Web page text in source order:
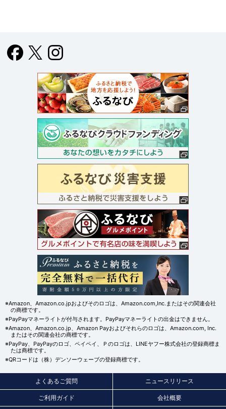
※Amazon、Amazon.co.jpおよびそのロゴは、Amazon.com,Inc.またはその関連会社
の商標です。
※PayPayマネーライトが付与されます。PayPayマネーライトの出金はできません。
※Amazon、Amazon.co.jp、Amazon Payおよびそれらのロゴは、Amazon.com, Inc.
またはその関連会社の商標です。
※PayPay、PayPayのロゴ、ペイペイ、Ｐのロゴは、LINEヤフー株式会社の登録商標ま
たは商標です。
※QRコードは（株）デンソーウェーブの登録商標です。
よくあるご質問 ニュースリリース
ご利用ガイド 会社概要